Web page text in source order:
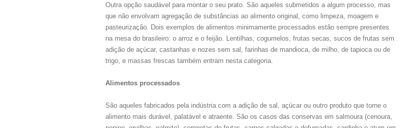
Outra opção saudável para montar o seu prato. São aqueles submetidos a algum processo, mas
que não envolvam agregação de substâncias ao alimento original, como limpeza, moagem e
pasteurização. Dois exemplos de alimentos minimamente processados estão sempre presentes
na mesa do brasileiro: o arroz e o feijão. Lentilhas, cogumelos, frutas secas, sucos de frutas sem
adição de açúcar, castanhas e nozes sem sal, farinhas de mandioca, de milho, de tapioca ou de
trigo, e massas frescas também entram nesta categoria.
Alimentos processados
São aqueles fabricados pela indústria com a adição de sal, açúcar ou outro produto que torne o
alimento mais durável, palatável e atraente. São os casos das conservas em salmoura (cenoura,